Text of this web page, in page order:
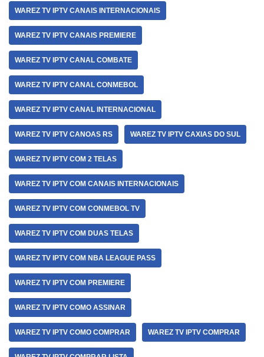
WAREZ TV IPTV CANAIS INTERNACIONAIS
WAREZ TV IPTV CANAIS PREMIERE
WAREZ TV IPTV CANAL COMBATE
WAREZ TV IPTV CANAL CONMEBOL
WAREZ TV IPTV CANAL INTERNACIONAL
WAREZ TV IPTV CANOAS RS WAREZ TV IPTV CAXIAS DO SUL
WAREZ TV IPTV COM 2 TELAS
WAREZ TV IPTV COM CANAIS INTERNACIONAIS
WAREZ TV IPTV COM CONMEBOL TV
WAREZ TV IPTV COM DUAS TELAS
WAREZ TV IPTV COM NBA LEAGUE PASS
WAREZ TV IPTV COM PREMIERE
WAREZ TV IPTV COMO ASSINAR
WAREZ TV IPTV COMO COMPRAR WAREZ TV IPTV COMPRAR